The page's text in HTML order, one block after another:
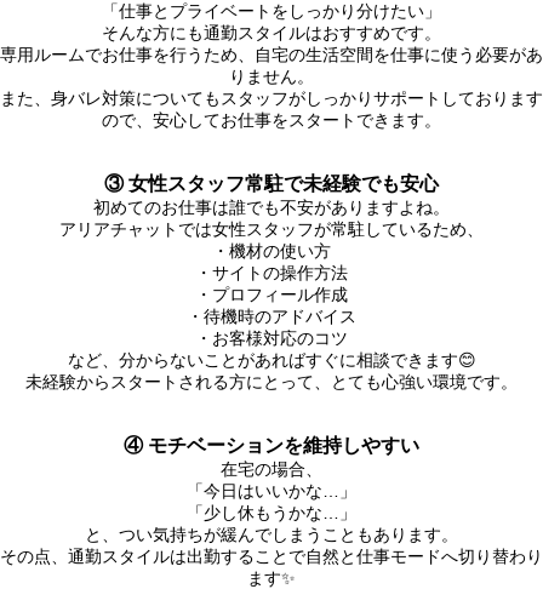
「仕事とプライベートをしっかり分けたい」
そんな方にも通勤スタイルはおすすめです。
専用ルームでお仕事を行うため、自宅の生活空間を仕事に使う必要があ
りません。
また、身バレ対策についてもスタッフがしっかりサポートしております
ので、安心してお仕事をスタートできます。
③ 女性スタッフ常駐で未経験でも安心
初めてのお仕事は誰でも不安がありますよね。
アリアチャットでは女性スタッフが常駐しているため、
・機材の使い方
・サイトの操作方法
・プロフィール作成
・待機時のアドバイス
・お客様対応のコツ
など、分からないことがあればすぐに相談できます😊
未経験からスタートされる方にとって、とても心強い環境です。
④ モチベーションを維持しやすい
在宅の場合、
「今日はいいかな…」
「少し休もうかな…」
と、つい気持ちが緩んでしまうこともあります。
その点、通勤スタイルは出勤することで自然と仕事モードへ切り替わり
ます✨